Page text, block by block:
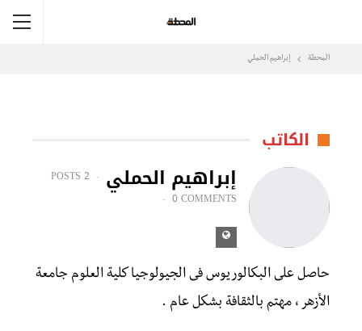
المحطة إبراهيم الحملي
الكاتب
إبراهيم الحملي
2 POSTS
0 COMMENTS
حاصل على البكالوريوس فى الجيولوجيا كلية العلوم جامعة
الأزهر ، مهتم بالثقافة بشكل عام .